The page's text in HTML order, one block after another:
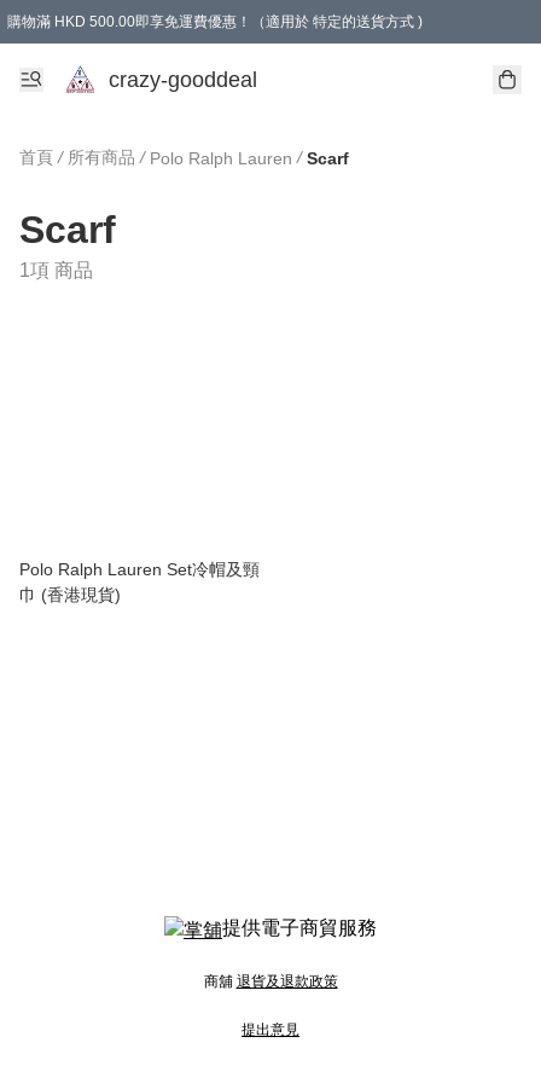
購物滿 HKD 500.00即享免運費優惠！（適用於 特定的送貨方式 )
成為會員可享免費禮品
crazy-gooddeal
首頁 / 所有商品 / Polo Ralph Lauren / Scarf
Scarf
1項 商品
Polo Ralph Lauren Set冷帽及頸
巾 (香港現貨)
提供電子商貿服務
商舖 退貨及退款政策
提出意見